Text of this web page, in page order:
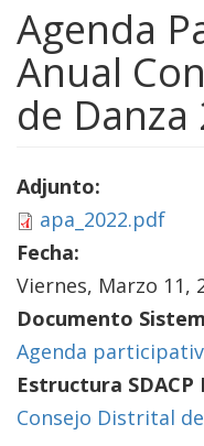
Agenda
Anual
de Danza
Adjunto:
apa_2022.pdf
Fecha:
Viernes, Marzo 11,
Documento
Agenda
Estructura SDACP
Consejo Distrital